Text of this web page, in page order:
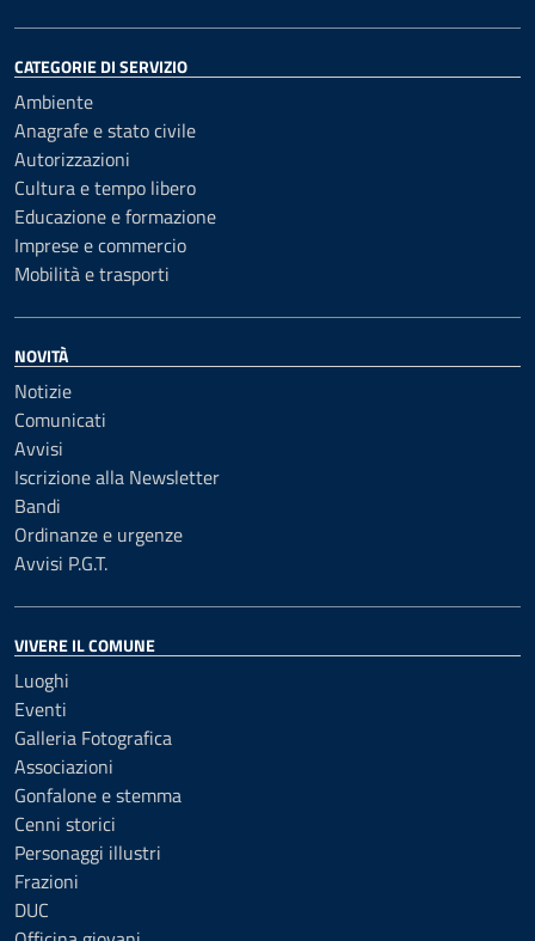
CATEGORIE DI SERVIZIO
Ambiente
Anagrafe e stato civile
Autorizzazioni
Cultura e tempo libero
Educazione e formazione
Imprese e commercio
Mobilità e trasporti
NOVITÀ
Notizie
Comunicati
Avvisi
Iscrizione alla Newsletter
Bandi
Ordinanze e urgenze
Avvisi P.G.T.
VIVERE IL COMUNE
Luoghi
Eventi
Galleria Fotografica
Associazioni
Gonfalone e stemma
Cenni storici
Personaggi illustri
Frazioni
DUC